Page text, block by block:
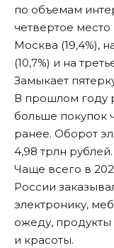
по объемам
четвертое
Москва (19,4%),
(10,7%) и на
Замыкает
В прошлом году
больше покупок
ранее. Оборот
4,98 трлн рублей.
Чаще всего в
России
электронику,
ожеду, продукты
и красоты.